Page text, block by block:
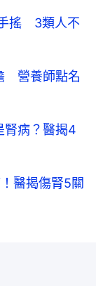
搖 3類人不
營養師點名
腎病？醫揭4
醫揭傷腎5關